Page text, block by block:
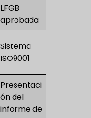
LFGB
aprobada
Sistema
ISO9001
Presentaci
ón del
informe de